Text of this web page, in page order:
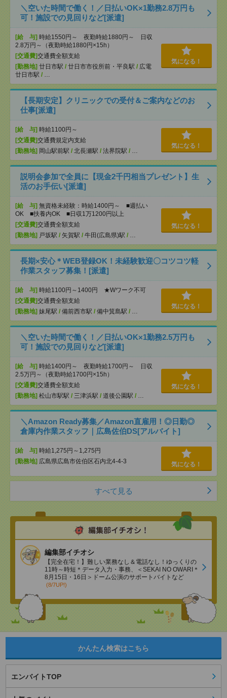
＼空いた時間で働く！／日払いOK×1勤務2.8万円も
可！施設での見回りなど[派遣]
[給 与] 時給1550円～ 夜勤時給1880円～ 日収
2.8万円～（夜勤時給1880円×15h）
[交通費]交通費全額支給
[勤務地] 廿日市駅 / 廿日市市役所前・平良駅 / 広電
廿日市駅 / …
気になる！
【長期安定】クリニックでの受付＆ご案内などのお
仕事[派遣]
[給 与] 時給1100円～
[交通費]交通費規定内支給
[勤務地] 岡山駅前駅 / 北長瀬駅 / 法界院駅 / …
気になる！
説明会参加で全員に【現金2千円相当プレゼント】生
活のお手伝い[派遣]
[給 与] 無資格未経験：時給1400円～ ■週払い
OK ■扶養内OK ■日収1万1200円以上
[交通費]交通費全額支給
[勤務地] 戸坂駅 / 矢賀駅 / 牛田(広島県)駅 / …
気になる！
長期×安心＊WEB登録OK！未経験歓迎〇コツコツ軽
作業スタッフ募集！[派遣]
[給 与] 時給1100円～1400円 ★Wワーク不可
[交通費]交通費全額支給
[勤務地] 妹尾駅 / 備前西市駅 / 備中箕島駅 / …
気になる！
＼空いた時間で働く！／日払いOK×1勤務2.5万円も
可！施設での見回りなど[派遣]
[給 与] 時給1400円～ 夜勤時給1700円～ 日収
2.5万円～（夜勤時給1700円×15h）
[交通費]交通費全額支給
[勤務地] 松山市駅駅 / 三津浜駅 / 道後公園駅 / …
気になる！
＼Amazon Ready募集／Amazon直雇用！◎日勤◎
倉庫内作業スタッフ｜広島佐伯DS[アルバイト]
[給 与] 時給1,275円～1,275円
[勤務地] 広島県広島市佐伯区石内北4-4-3 気になる！
すべて見る
編集部イチオシ
【完全在宅！】難しい業務なし＆電話なし！ゆっくりの
11時～時短＊データ入力・事務、＜SEKAI NO OWARI＊
8月15日・16日＞ドーム公演のサポートバイトなど
(8/7UP!)
かんたん検索はこちら
エンバイトTOP